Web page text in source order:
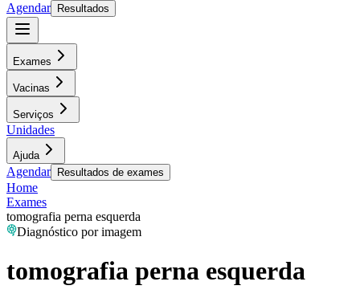
Agendar
Resultados
Exames
Vacinas
Serviços
Unidades
Ajuda
Agendar Resultados de exames
Home
Exames
tomografia perna esquerda
Diagnóstico por imagem
tomografia perna esquerda